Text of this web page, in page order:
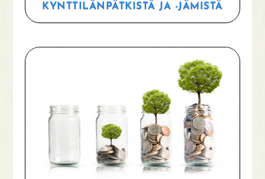
KYNTTILÄNPÄTKISTÄ JA -JÄMISTÄ